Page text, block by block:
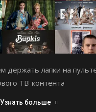
держать лапки на
ТВ-контента
Узнать больше